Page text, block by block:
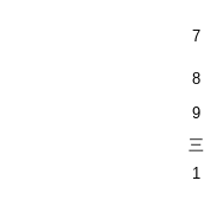
7
8
9
三
1